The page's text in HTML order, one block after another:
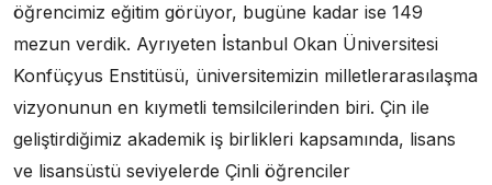
öğrencimiz eğitim görüyor, bugüne kadar ise 149
mezun verdik. Ayrıyeten İstanbul Okan Üniversitesi
Konfüçyus Enstitüsü, üniversitemizin milletlerarasılaşma
vizyonunun en kıymetli temsilcilerinden biri. Çin ile
geliştirdiğimiz akademik iş birlikleri kapsamında, lisans
ve lisansüstü seviyelerde Çinli öğrenciler